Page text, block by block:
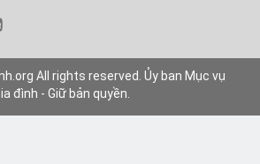
All rights reserved. Ủy ban Mục vụ
đình - Giữ bản quyền.